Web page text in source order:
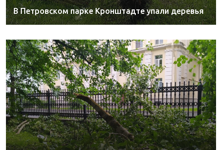
В Петровском парке Кронштадте упали деревья